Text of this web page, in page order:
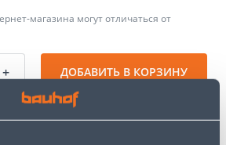
магазина могут отличаться от
+ ДОБАВИТЬ В КОРЗИНУ